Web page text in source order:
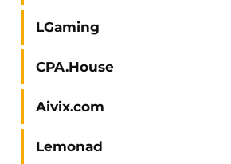
LGaming
CPA.House
Aivix.com
Lemonad